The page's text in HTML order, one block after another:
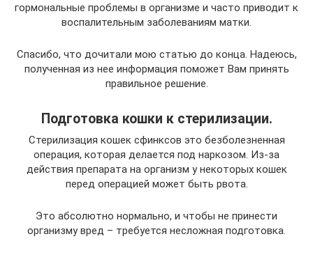
гормональные проблемы в организме и часто приводит к
воспалительным заболеваниям матки.
Спасибо, что дочитали мою статью до конца. Надеюсь,
полученная из нее информация поможет Вам принять
правильное решение.
Подготовка кошки к стерилизации.
Стерилизация кошек сфинксов это безболезненная
операция, которая делается под наркозом. Из-за
действия препарата на организм у некоторых кошек
перед операцией может быть рвота.
Это абсолютно нормально, и чтобы не принести
организму вред – требуется несложная подготовка.